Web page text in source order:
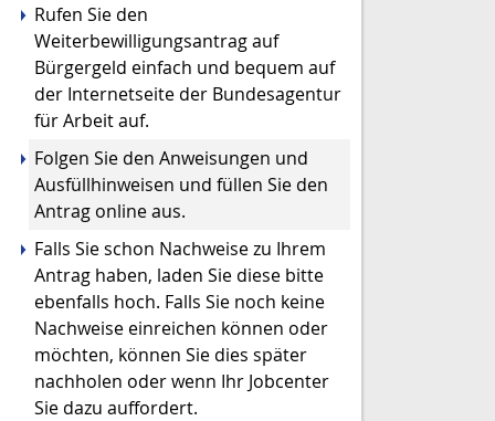
Rufen Sie den
Weiterbewilligungsantrag auf
Bürgergeld einfach und bequem auf
der Internetseite der Bundesagentur
für Arbeit auf.
Folgen Sie den Anweisungen und
Ausfüllhinweisen und füllen Sie den
Antrag online aus.
Falls Sie schon Nachweise zu Ihrem
Antrag haben, laden Sie diese bitte
ebenfalls hoch. Falls Sie noch keine
Nachweise einreichen können oder
möchten, können Sie dies später
nachholen oder wenn Ihr Jobcenter
Sie dazu auffordert.